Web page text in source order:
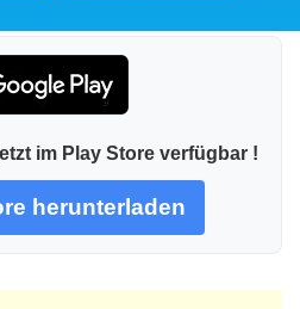
im Play Store verfügbar !
herunterladen